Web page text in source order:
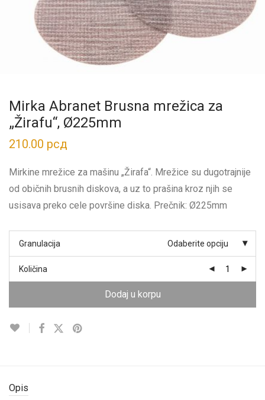
Mirka Abranet Brusna mrežica za
„Žirafu“, Ø225mm
210.00 рсд
Mirkine mrežice za mašinu „Žirafa“. Mrežice su dugotrajnije
od običnih brusnih diskova, a uz to prašina kroz njih se
usisava preko cele površine diska. Prečnik: Ø225mm
Granulacija Odaberite opciju
Količina
Dodaj u korpu
Opis